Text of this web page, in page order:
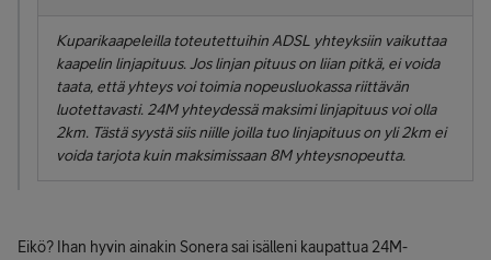
Kuparikaapeleilla toteutettuihin ADSL yhteyksiin vaikuttaa
kaapelin linjapituus. Jos linjan pituus on liian pitkä, ei voida
taata, että yhteys voi toimia nopeusluokassa riittävän
luotettavasti. 24M yhteydessä maksimi linjapituus voi olla
2km. Tästä syystä siis niille joilla tuo linjapituus on yli 2km ei
voida tarjota kuin maksimissaan 8M yhteysnopeutta.
Eikö? Ihan hyvin ainakin Sonera sai isälleni kaupattua 24M-